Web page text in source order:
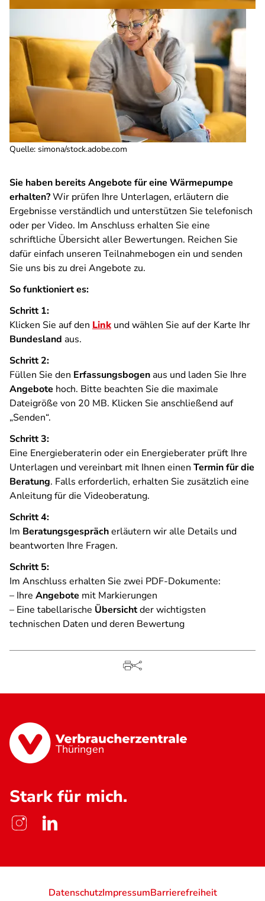
Quelle: simona/stock.adobe.com
Sie haben bereits Angebote für eine Wärmepumpe
erhalten?Wir prüfen Ihre Unterlagen, erläutern die
Ergebnisse verständlich und unterstützen Sie telefonisch
oder per Video. Im Anschluss erhalten Sie eine
schriftliche Übersicht aller Bewertungen. Reichen Sie
dafür einfach unseren Teilnahmebogen ein und senden
Sie uns bis zu drei Angebote zu.
So funktioniert es:
Schritt 1:
Klicken Sie auf den Link und wählen Sie auf der Karte Ihr
Bundesland aus.
Schritt 2:
Füllen Sie den Erfassungsbogenaus und laden Sie Ihre
Angebote hoch. Bitte beachten Sie die maximale
Dateigröße von 20 MB. Klicken Sie anschließend auf
„Senden“.
Schritt 3:
Eine Energieberaterin oder ein Energieberater prüft Ihre
Unterlagen und vereinbart mit Ihnen einen Termin für die
Beratung. Falls erforderlich, erhalten Sie zusätzlich eine
Anleitung für die Videoberatung.
Schritt 4:
Im Beratungsgesprächerläutern wir alle Details und
beantworten Ihre Fragen.
Schritt 5:
Im Anschluss erhalten Sie zwei PDF-Dokumente:
– Ihre Angebote mit Markierungen
– Eine tabellarische Übersichtder wichtigsten
technischen Daten und deren Bewertung
Thüringen
Stark für mich.
DatenschutzImpressumBarrierefreiheit